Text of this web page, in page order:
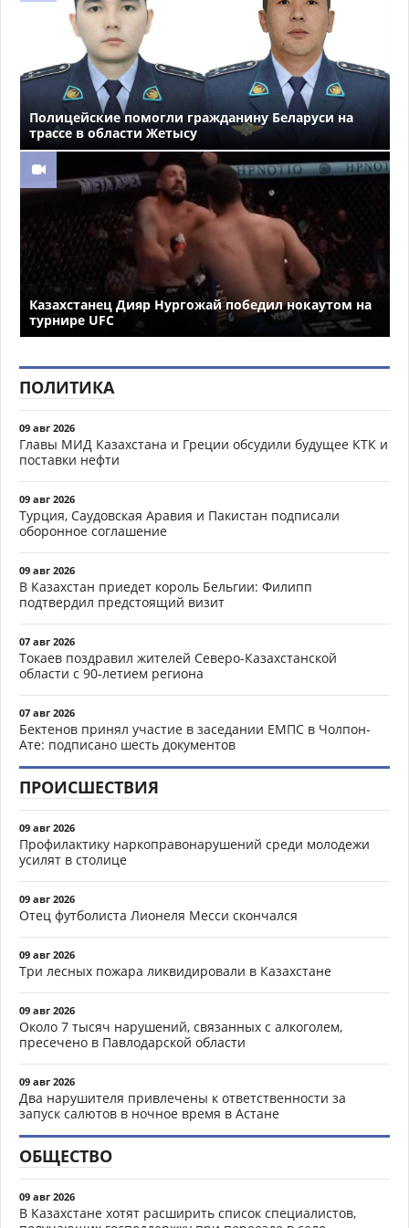
Полицейские помогли гражданину Беларуси на
трассе в области Жетысу
Казахстанец Дияр Нургожай победил нокаутом на
турнире UFC
ПОЛИТИКА
09 авг 2026
Главы МИД Казахстана и Греции обсудили будущее КТК и
поставки нефти
09 авг 2026
Турция, Саудовская Аравия и Пакистан подписали
оборонное соглашение
09 авг 2026
В Казахстан приедет король Бельгии: Филипп
подтвердил предстоящий визит
07 авг 2026
Токаев поздравил жителей Северо-Казахстанской
области с 90-летием региона
07 авг 2026
Бектенов принял участие в заседании ЕМПС в Чолпон-
Ате: подписано шесть документов
ПРОИСШЕСТВИЯ
09 авг 2026
Профилактику наркоправонарушений среди молодежи
усилят в столице
09 авг 2026
Отец футболиста Лионеля Месси скончался
09 авг 2026
Три лесных пожара ликвидировали в Казахстане
09 авг 2026
Около 7 тысяч нарушений, связанных с алкоголем,
пресечено в Павлодарской области
09 авг 2026
Два нарушителя привлечены к ответственности за
запуск салютов в ночное время в Астане
ОБЩЕСТВО
09 авг 2026
В Казахстане хотят расширить список специалистов,